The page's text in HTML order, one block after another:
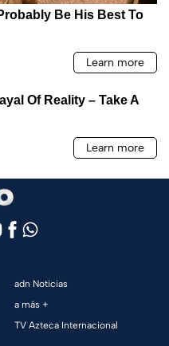
adn Noticias
a más +
TV Azteca Internacional